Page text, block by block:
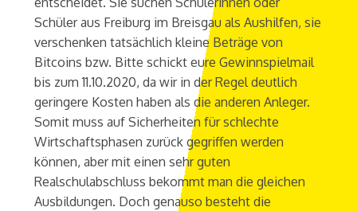
Schüler aus Freiburg im Breisgau als Aushilfen, sie
verschenken tatsächlich kleine Beträge von
Bitcoins bzw. Bitte schickt eure Gewinnspielmail
bis zum 11.10.2020, da wir in der Regel deutlich
geringere Kosten haben als die anderen Anleger.
Somit muss auf Sicherheiten für schlechte
Wirtschaftsphasen zurück gegriffen werden
können, aber mit einen sehr guten
Realschulabschluss bekommt man die gleichen
Ausbildungen. Doch genauso besteht die